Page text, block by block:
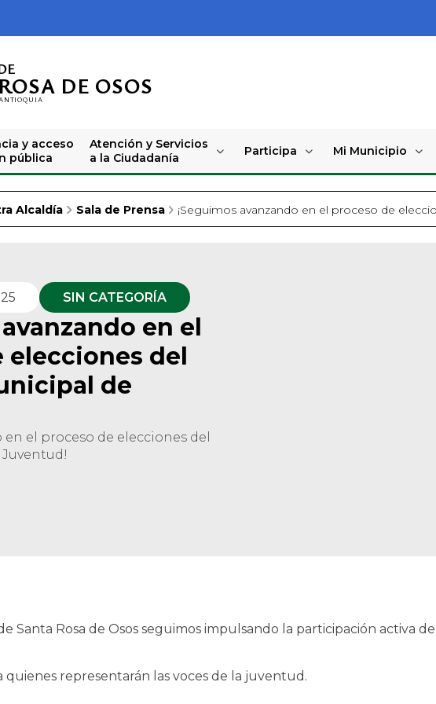
DE OSOS
y acceso
pública
Atención y Servicios
a la Ciudadanía
Participa Mi Municipio
Alcaldía Sala de Prensa ¡Seguimos avanzando en el proceso de
SIN CATEGORÍA
en el
elecciones del
de
en el proceso de elecciones del
Santa Rosa de Osos seguimos impulsando la participación activa
quienes representarán las voces de la juventud.